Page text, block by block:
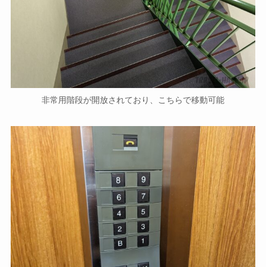
非常用階段が開放されており、こちらで移動可能